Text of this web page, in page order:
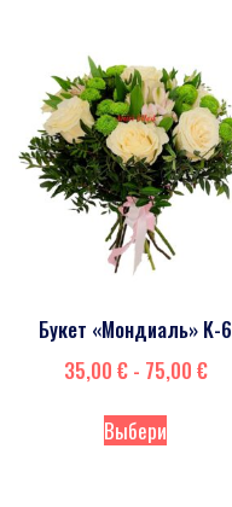
Букет «Мондиаль» K-6
35,00 €- 75,00 €
Выбери